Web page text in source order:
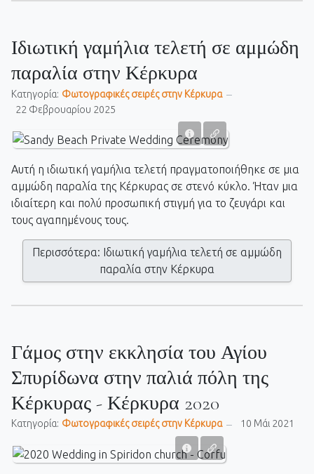
Ιδιωτική γαμήλια τελετή σε αμμώδη
παραλία στην Κέρκυρα
Κατηγορία: Фωτογραφικές σειρές στην Κέρκυρα
22 Φεβρουαρίου 2025
Αυτή η ιδιωτική γαμήλια τελετή πραγματοποιήθηκε σε μια
αμμώδη παραλία της Κέρκυρας σε στενό κύκλο. Ήταν μια
ιδιαίτερη και πολύ προσωπική στιγμή για το ζευγάρι και
τους αγαπημένους τους.
Περισσότερα: Ιδιωτική γαμήλια τελετή σε αμμώδη
παραλία στην Κέρκυρα
Γάμος στην εκκλησία του Αγίου
Σπυρίδωνα στην παλιά πόλη της
Κέρκυρας - Κέρκυρα 2020
Κατηγορία: Фωτογραφικές σειρές στην Κέρκυρα 10 Μάι 2021